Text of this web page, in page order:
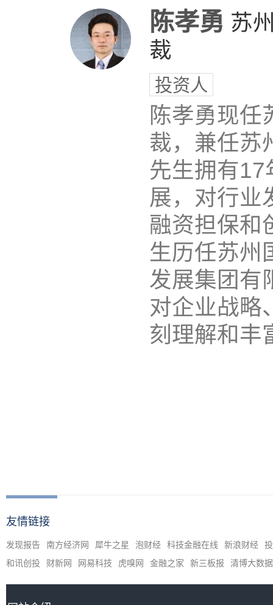
陈孝勇 苏
裁
投资人
陈孝勇现任
裁，兼任苏
先生拥有17
展，对行业
融资担保和
生历任苏州
发展集团有
对企业战略
刻理解和丰
友情链接
发现报告 南方经济网 犀牛之星 泡财经 科技金融在线 新浪财经
和讯创投
财新网 网易科技 虎嗅网 金融之家 新三板报 清博大数据